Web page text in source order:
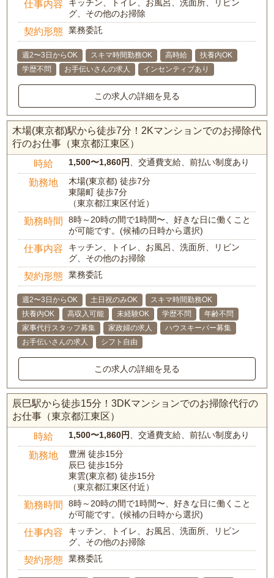
仕事内容
キッチン、トイレ、お風呂、洗面所、リビン
グ、その他のお掃除
契約形態 業務委託
週2〜3日からOK スキマ時間勤務OK 高時給
扶養内OK
学歴不問
お手伝いさんの求人 インセンティブあり
この求人の詳細を見る
木場(東京都)駅から徒歩7分！2Kマンションでのお掃除代
行のお仕事（東京都江東区）
時給 1,500〜1,860円 、交通費支給、前払い制度あり
勤務地
木場(東京都) 徒歩7分
東陽町 徒歩7分
（東京都江東区付近）
勤務時間
8時～20時の間で1時間〜、好きな日に働くこと
が可能です。(候補の日時から選択)
仕事内容
キッチン、トイレ、お風呂、洗面所、リビン
グ、その他のお掃除
契約形態 業務委託
週2〜3日からOK 土日祝のみOK
スキマ時間勤務OK
扶養内OK
高収入可能 未経験OK 学歴不問
年齢不問
家事代行スタッフ募集
家政婦の求人
ハウスキーパー募集
お手伝いさんの求人
シフト自由
この求人の詳細を見る
辰巳駅から徒歩15分！3DKマンションでのお掃除代行の
お仕事（東京都江東区）
時給 1,500〜1,860円 、交通費支給、前払い制度あり
勤務地
豊洲 徒歩15分
辰巳 徒歩15分
東雲(東京都) 徒歩15分
（東京都江東区付近）
勤務時間
8時～20時の間で1時間〜、好きな日に働くこと
が可能です。(候補の日時から選択)
仕事内容
キッチン、トイレ、お風呂、洗面所、リビン
グ、その他のお掃除
契約形態 業務委託